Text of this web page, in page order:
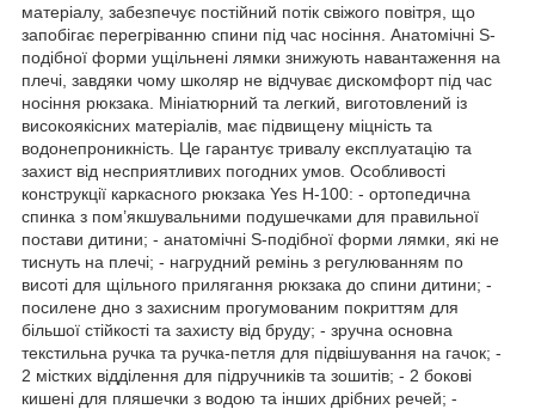
матеріалу, забезпечує постійний потік свіжого повітря, що
запобігає перегріванню спини під час носіння. Анатомічні S-
подібної форми ущільнені лямки знижують навантаження на
плечі, завдяки чому школяр не відчуває дискомфорт під час
носіння рюкзака. Мініатюрний та легкий, виготовлений із
високоякісних матеріалів, має підвищену міцність та
водонепроникність. Це гарантує тривалу експлуатацію та
захист від несприятливих погодних умов. Особливості
конструкції каркасного рюкзака Yes H-100: - ортопедична
спинка з пом’якшувальними подушечками для правильної
постави дитини; - анатомічні S-подібної форми лямки, які не
тиснуть на плечі; - нагрудний ремінь з регулюванням по
висоті для щільного прилягання рюкзака до спини дитини; -
посилене дно з захисним прогумованим покриттям для
більшої стійкості та захисту від бруду; - зручна основна
текстильна ручка та ручка-петля для підвішування на гачок; -
2 містких відділення для підручників та зошитів; - 2 бокові
кишені для пляшечки з водою та інших дрібних речей; -